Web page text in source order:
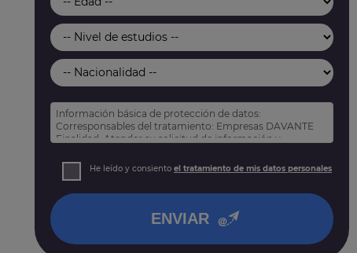
Información básica de protección de datos:
Corresponsables del tratamiento: Empresas DAVANTE
Finalidad: Atender su solicitud de información y
Derechos: Puede acceder, rectificar y suprimir sus
datos, así como otros derechos tal y como se explica
He leído y consiento el tratamiento de mis datos personales
ENVIAR